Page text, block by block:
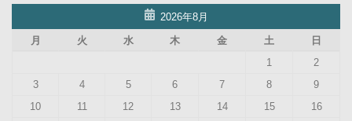
2026年8月
月
火 水 木 金 土
日
1
2
3
4 5 6 7 8
9
10
11 12 13 14 15
16